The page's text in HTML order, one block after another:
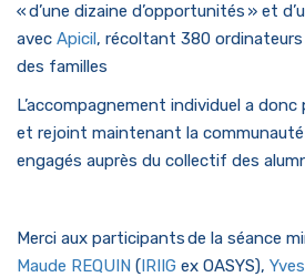
« d’une dizaine d’opportunités » et
avec Apicil, récoltant 380
des familles
L’accompagnement individuel a donc
et rejoint maintenant la
engagés auprès du collectif des
Merci aux participants de la séance
Maude REQUIN (IRIIG ex OASYS),